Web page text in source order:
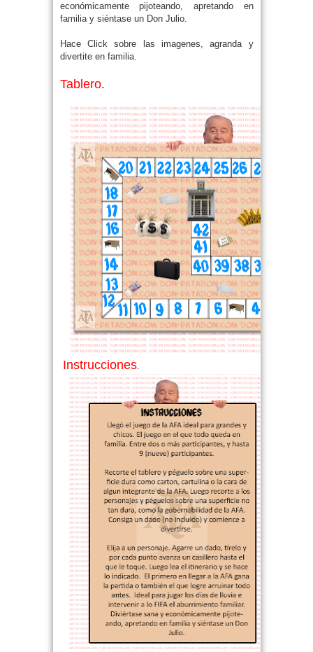
económicamente pijoteando, apretando en
familia y siéntase un Don Julio.
Hace Click sobre las imagenes, agranda y
divertite en familia.
Tablero.
Instrucciones.